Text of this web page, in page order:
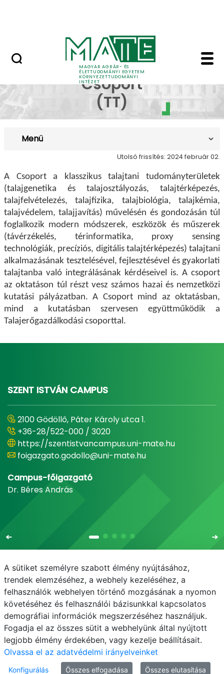
MAGYAR AGRÁR- ÉS
ÉLETTUDOMÁNYI EGYETEM
KÖRNYEZETTUDOMÁNYI
INTÉZET
Pedológiai Csoport
Pedológiai
Csoport
(TT)
Menü
Utolsó frissítés: 2024 február 02.
A Csoport a klasszikus talajtani tudományterületek
(talajgenetika és talajosztályozás, talajtérképezés,
talajfelvételezés, talajfizika, talajbiológia, talajkémia,
talajvédelem, talajjavítás) művelésén és gondozásán túl
foglalkozik modern módszerek, eszközök és műszerek
(távérzékelés, térinformatika, proxy sensing
technológiák, precíziós, digitális talajtérképezés) talajtani
alkalmazásának tesztelésével, fejlesztésével és gyakorlati
talajtanba való integrálásának kérdéseivel is. A csoport
az oktatáson túl részt vesz számos hazai és nemzetközi
kutatási pályázatban. A Csoport mind az oktatásban,
mind a kutatásban szervesen együttműködik a
Talajerőgazdálkodási csoporttal.
SZENT ISTVÁN CAMPUS
2100 Gödöllő, Páter Károly utca 1.
+36-28/522-000 / 3020
https://szentistvancampus.uni-mate.hu
foigazgato.godollo@uni-mate.hu
Campus-főigazgató
Dr. Béres András
E-mail Telefonkönyv NEPTUN
E-learning
Adatvédelem
Próba20240930
A sütiket személyre szabott élmény nyújtásához,
trendek elemzéséhez, a webhely kezeléséhez, a
felhasználók webhelyen történő mozgásának a nyomon
követéséhez és felhasználói bázisunkkal kapcsolatos
demográfiai információk megszerzéséhez használjuk.
Fogadja el az összes sütit a webhelyünk által nyújtott
legjobb élmény érdekében, vagy kezelje beállításait.
Olvassa el az adatvédelmi irányelveinket
Konfigurálás Összes elfogadása Összes elutasítása